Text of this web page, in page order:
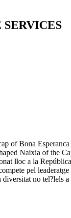
of Bona
Naixia of the
lloc a la
pel
no tel?lels